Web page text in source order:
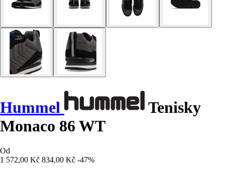
Hummel
Tenisky
Monaco 86 WT
Od
1 572,00 Kč 834,00 Kč -47%